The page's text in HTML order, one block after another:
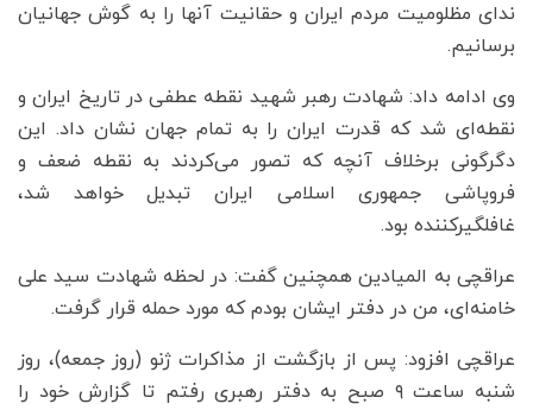
ندای مظلومیت مردم ایران و حقانیت آنها را به گوش جهانیان
برسانیم.
وی ادامه داد: شهادت رهبر شهید نقطه عطفی در تاریخ ایران و
نقطه‌ای شد که قدرت ایران را به تمام جهان نشان داد. این
دگرگونی برخلاف آنچه که تصور می‌کردند به نقطه ضعف و
فروپاشی جمهوری اسلامی ایران تبدیل خواهد شد،
غافلگیرکننده بود.
عراقچی به المیادین همچنین گفت: در لحظه شهادت سید علی
خامنه‌ای، من در دفتر ایشان بودم که مورد حمله قرار گرفت.
عراقچی افزود: پس از بازگشت از مذاکرات ژنو (روز جمعه)، روز
شنبه ساعت ۹ صبح به دفتر رهبری رفتم تا گزارش خود را